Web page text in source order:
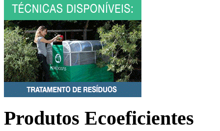
Produtos Ecoeficientes